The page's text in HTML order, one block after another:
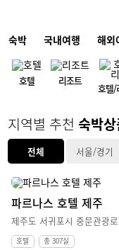
숙박 국내여행 해외
호텔 리조트
호텔/
지역별 추천숙박
전체 서울/경기
파르나스 호텔 제주
호텔 총 307실